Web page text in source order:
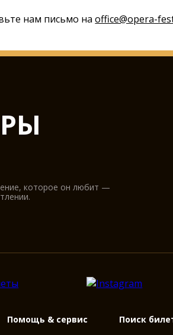
нам письмо наoffice@opera-
которое он любит —
Помощь & сервис
Поиск